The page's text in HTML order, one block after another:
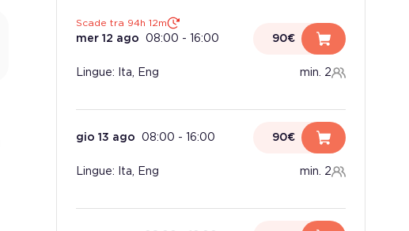
Scade tra 94h 12m
mer 12 ago 08:00 - 16:00 90€
Lingue: Ita, Eng min. 2
gio 13 ago 08:00 - 16:00 90€
Lingue: Ita, Eng min. 2